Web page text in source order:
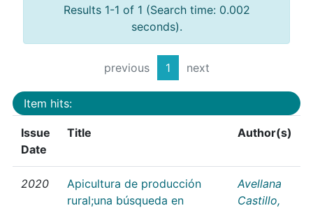
Results 1-1 of 1 (Search time: 0.002
seconds).
previous 1 next
Item hits:
Issue
Date
Title Author(s)
2020
Apicultura de producción
rural;una búsqueda en
Avellana
Castillo,